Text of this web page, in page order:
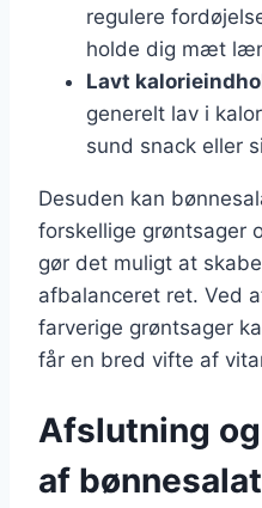
regulere
holde dig mæt
Lavt
generelt lav i
sund snack eller
Desuden kan
forskellige grøntsager
gør det muligt at
afbalanceret ret. Ved
farverige grøntsager
får en bred vifte af
Afslutning
af